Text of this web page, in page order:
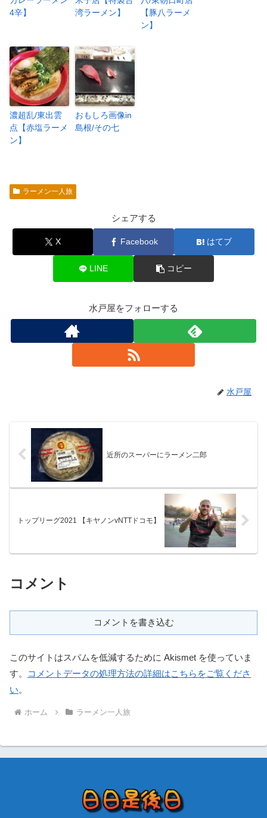
4辛】
湾ラーメン】
【豚八ラーメ
ン】
濃超乱/東出雲
点【赤塩ラーメ
ン】
おもしろ画像in
島根/その七
ラーメン一人旅
シェアする
X Facebook はてブ
LINE コピー
水戸屋をフォローする
水戸屋
近所のスーパーにラーメン二郎
トップリーグ2021 【キヤノンvNTTドコモ】
コメント
コメントを書き込む
このサイトはスパムを低減するために Akismet を使っていま
す。
コメントデータの処理方法の詳細はこちらをご覧くださ
い。
ホーム ラーメン一人旅